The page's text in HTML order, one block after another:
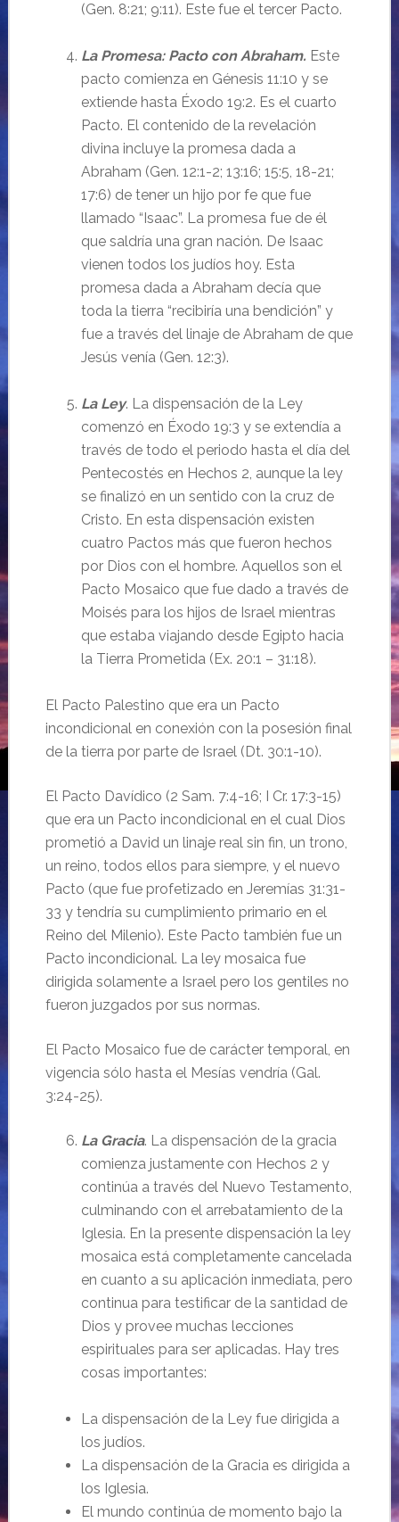
(Gen. 8:21; 9:11). Este fue el tercer Pacto.
La Promesa: Pacto con Abraham. Este
pacto comienza en Génesis 11:10 y se
extiende hasta Éxodo 19:2. Es el cuarto
Pacto. El contenido de la revelación
divina incluye la promesa dada a
Abraham (Gen. 12:1-2; 13:16; 15:5, 18-21;
17:6) de tener un hijo por fe que fue
llamado “Isaac”. La promesa fue de él
que saldría una gran nación. De Isaac
vienen todos los judíos hoy. Esta
promesa dada a Abraham decía que
toda la tierra “recibiría una bendición” y
fue a través del linaje de Abraham de que
Jesús venía (Gen. 12:3).
La Ley. La dispensación de la Ley
comenzó en Éxodo 19:3 y se extendía a
través de todo el periodo hasta el día del
Pentecostés en Hechos 2, aunque la ley
se finalizó en un sentido con la cruz de
Cristo. En esta dispensación existen
cuatro Pactos más que fueron hechos
por Dios con el hombre. Aquellos son el
Pacto Mosaico que fue dado a través de
Moisés para los hijos de Israel mientras
que estaba viajando desde Egipto hacia
la Tierra Prometida (Ex. 20:1 – 31:18).
El Pacto Palestino que era un Pacto
incondicional en conexión con la posesión final
de la tierra por parte de Israel (Dt. 30:1-10).
El Pacto Davídico (2 Sam. 7:4-16; I Cr. 17:3-15)
que era un Pacto incondicional en el cual Dios
prometió a David un linaje real sin fin, un trono,
un reino, todos ellos para siempre, y el nuevo
Pacto (que fue profetizado en Jeremías 31:31-
33 y tendría su cumplimiento primario en el
Reino del Milenio). Este Pacto también fue un
Pacto incondicional. La ley mosaica fue
dirigida solamente a Israel pero los gentiles no
fueron juzgados por sus normas.
El Pacto Mosaico fue de carácter temporal, en
vigencia sólo hasta el Mesías vendría (Gal.
3:24-25).
La Gracia. La dispensación de la gracia
comienza justamente con Hechos 2 y
continúa a través del Nuevo Testamento,
culminando con el arrebatamiento de la
Iglesia. En la presente dispensación la ley
mosaica está completamente cancelada
en cuanto a su aplicación inmediata, pero
continua para testificar de la santidad de
Dios y provee muchas lecciones
espirituales para ser aplicadas. Hay tres
cosas importantes:
La dispensación de la Ley fue dirigida a
los judíos.
La dispensación de la Gracia es dirigida a
los Iglesia.
El mundo continúa de momento bajo la